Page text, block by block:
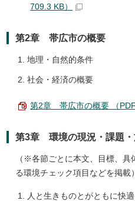
709.3 KB）
第2章 帯広市の概要
地理・自然的条件
社会・経済の概要
第2章 帯広市の概要 （PDF
第3章 環境の現況・課題・
（※各節ごとに本文、目標、具
る環境チェック項目などを掲載）
人と生きものとがともに快